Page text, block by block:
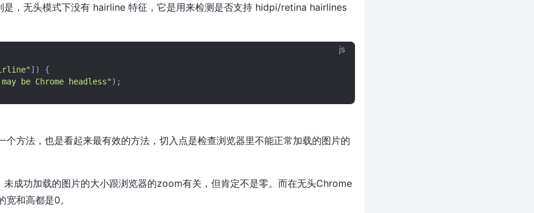
是，无头模式下没有 hairline 特征，它是用来检测是否支持 hidpi/retina hairlines
js
])
{
be Chrome headless" );
个方法，也是看起来最有效的方法，切入点是检查浏览器里不能正常加载的图片的
成功加载的图片的大小跟浏览器的zoom有关，但肯定不是零。而在无头Chrome
和高都是0。